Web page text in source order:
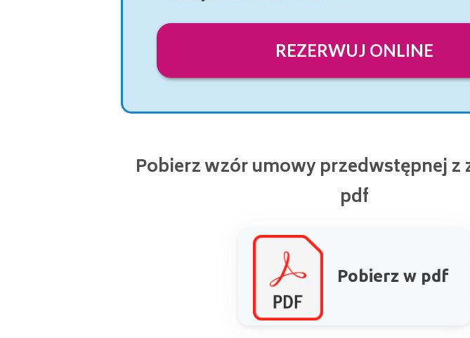
REZERWUJ ONLINE
Pobierz wzór umowy przedwstępnej z
pdf
Pobierz w pdf